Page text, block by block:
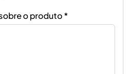
o produto*